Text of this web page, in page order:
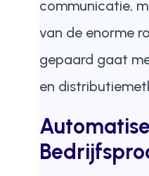
communicatie,
van de enorme
gepaard gaat
en